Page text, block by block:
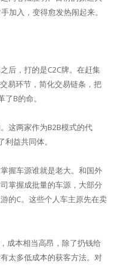
加入，变得愈发热闹起来。
后，打的是C2C牌。在赶集
易环节，简化交易链条，把
B的命。
这两家作为B2B模式的代
益共同体。
握车源谁就是老大。和国外
掌握成批量的车源，大部分
的C。这些个人车主原先在卖
成本相当高昂，除了扔钱给
太多低成本的获客方法。对